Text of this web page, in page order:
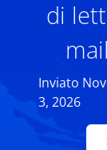
di
Inviato
3, 2026